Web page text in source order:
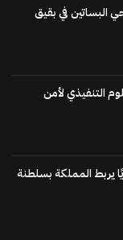
في بقيق
التنفيذي لأمن
يربط المملكة بسلطنة